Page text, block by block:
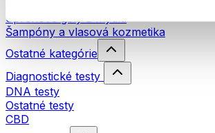
Sprchové gély a mydlá
Šampóny a vlasová kozmetika
Ostatné kategórie
Diagnostické testy
DNA testy
Ostatné testy
CBD